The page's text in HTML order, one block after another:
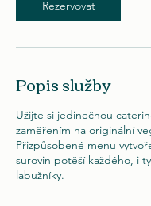
n
Rezervovat
Popis služby
Užijte si jedinečnou
zaměřením na originální
Přizpůsobené menu
surovin potěší každého, i
labužníky.